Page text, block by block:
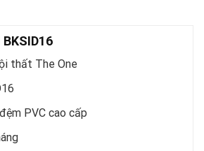
thất The One
PVC cao cấp